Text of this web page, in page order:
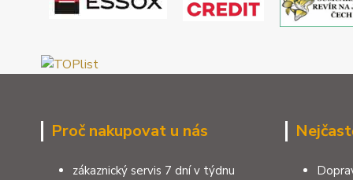
Proč nakupovat u nás
zákaznický servis 7 dní v týdnu